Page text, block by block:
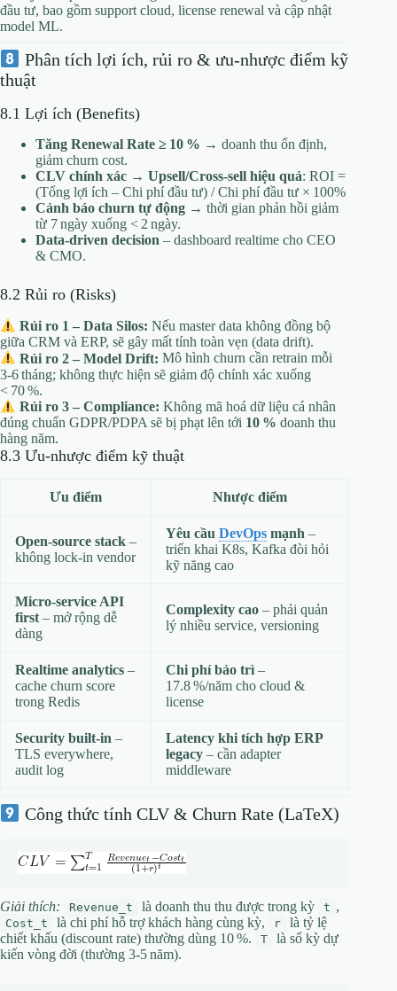
đầu tư, bao gồm support cloud, license renewal và cập nhật
model ML.
Phân tích lợi ích, rủi ro & ưu‑nhược điểm kỹ
thuật
8.1 Lợi ích (Benefits)
Tăng Renewal Rate ≥ 10 % → doanh thu ổn định,
giảm churn cost.
CLV chính xác → Upsell/Cross‑sell hiệu quả: ROI =
(Tổng lợi ích – Chi phí đầu tư) / Chi phí đầu tư × 100%
Cảnh báo churn tự động → thời gian phản hồi giảm
từ 7 ngày xuống < 2 ngày.
Data‑driven decision – dashboard realtime cho CEO
& CMO.
8.2 Rủi ro (Risks)
Rủi ro 1 – Data Silos: Nếu master data không đồng bộ
giữa CRM và ERP, sẽ gây mất tính toàn vẹn (data drift).
Rủi ro 2 – Model Drift: Mô hình churn cần retrain mỗi
3‑6 tháng; không thực hiện sẽ giảm độ chính xác xuống
< 70 %.
Rủi ro 3 – Compliance: Không mã hoá dữ liệu cá nhân
đúng chuẩn GDPR/PDPA sẽ bị phạt lên tới 10 % doanh thu
hàng năm.
8.3 Ưu‑nhược điểm kỹ thuật
Ưu điểm Nhược điểm
Open‑source stack –
không lock‑in vendor
Yêu cầu DevOps mạnh –
triển khai K8s, Kafka đòi hỏi
kỹ năng cao
Micro‑service API
first – mở rộng dễ
dàng
Complexity cao – phải quản
lý nhiều service, versioning
Realtime analytics –
cache churn score
trong Redis
Chi phí bảo trì –
17.8 %/năm cho cloud &
license
Security built‑in –
TLS everywhere,
audit log
Latency khi tích hợp ERP
legacy – cần adapter
middleware
Công thức tính CLV & Churn Rate (LaTeX)
Giải thích: Revenue_t là doanh thu thu được trong kỳ t ,
Cost_t là chi phí hỗ trợ khách hàng cùng kỳ, r
là tỷ lệ
chiết khấu (discount rate) thường dùng 10 %.
T
là số kỳ dự
kiến vòng đời (thường 3‑5 năm).